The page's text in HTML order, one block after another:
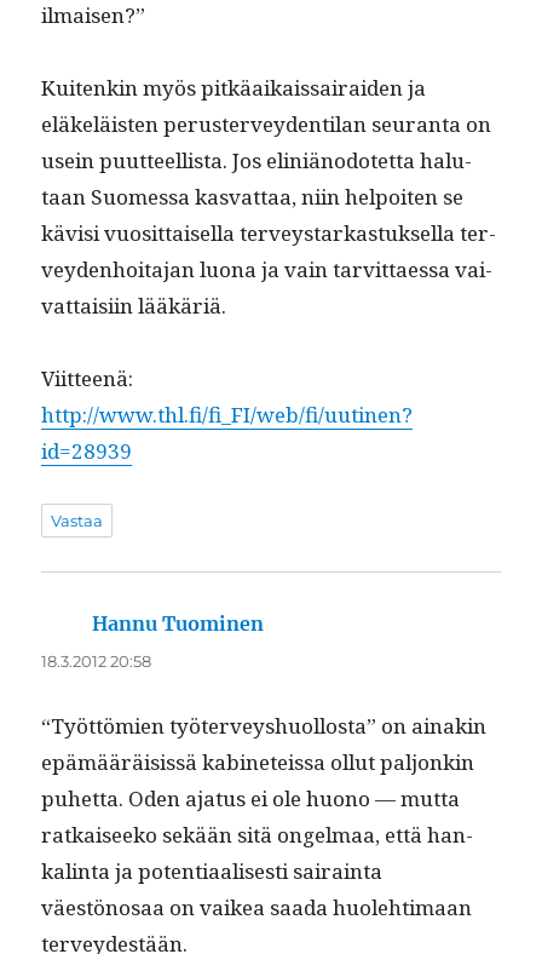
ilmaisen?”
Kuitenkin myös pitkäaikais­sairaiden ja
eläkeläis­ten peruster­vey­den­ti­lan seu­ran­ta on
usein puut­teel­lista. Jos elin­iän­odotet­ta halu­
taan Suomes­sa kas­vat­taa, niin helpoiten se
kävisi vuosit­taisel­la ter­veystarkas­tuk­sel­la ter­
vey­den­hoita­jan luona ja vain tarvit­taes­sa vai­
vat­taisi­in lääkäriä.
Viit­teenä:
http://www.thl.fi/fi_FI/web/fi/uutinen?
id=28939
Vastaa
Hannu Tuominen
18.3.2012 20:58
“Työt­tömien työter­veyshuol­losta” on ainakin
epämääräi­sis­sä kabi­neteis­sa ollut paljonkin
puhet­ta. Oden aja­tus ei ole huono — mut­ta
ratkaiseeko sekään sitä ongel­maa, että han­
kalin­ta ja poten­ti­aalis­es­ti sairain­ta
väestönosaa on vaikea saa­da huole­hti­maan
terveydestään.